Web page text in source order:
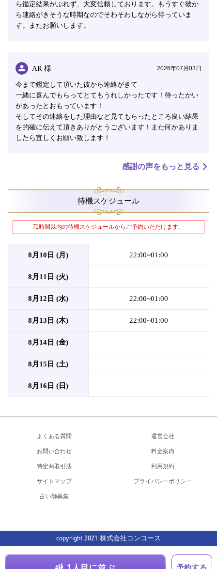
予約する
ら鑑定結果がぶれず、大変信頼しております。もうすぐ彼か
ら連絡がきそうな時期なのでそわそわしながら待っていま
す。またお願いします。
AR 様 2026年07月03日
今まで鑑定して頂いた彼から連絡がきて
一緒に喜んでもらってとてもうれしかったです！待ったかい
があったとおもっています！
そしてその連絡をした理由など見てもらったところ良い結果
を的確に伝えて頂きありがとうございます！また何かありま
したら宜しくお願い致します！
感謝の声をもっと見る
待機スケジュール
72時間以内の待機スケジュールからご予約いただけます。
8月10日 (月) 22:00~01:00
8月11日 (火)
8月12日 (水) 22:00~01:00
8月13日 (木) 22:00~01:00
8月14日 (金)
8月15日 (土)
8月16日 (日)
よくある質問
運営会社
お問い合わせ
料金案内
特定商取引法
利用規約
サイトマップ
プライバシーポリシー
占い師募集
copyright 2021 株式会社コンコース